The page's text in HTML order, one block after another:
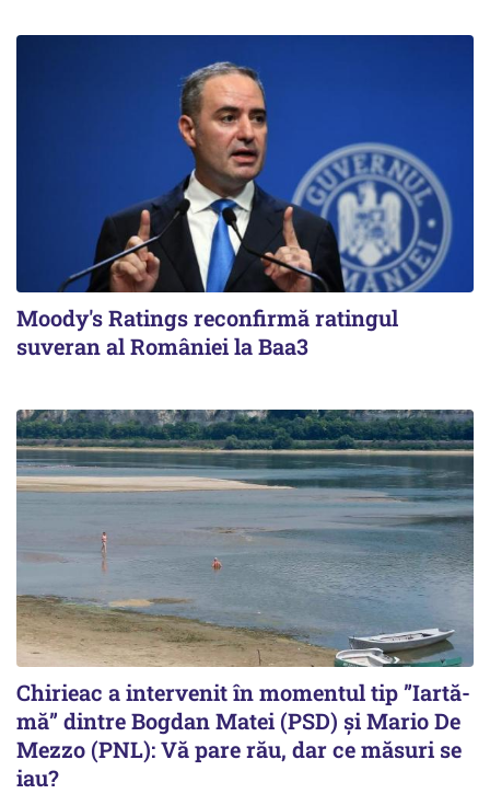
Moody's Ratings reconfirmă ratingul
suveran al României la Baa3
Chirieac a intervenit în momentul tip ”Iartă-
mă” dintre Bogdan Matei (PSD) și Mario De
Mezzo (PNL): Vă pare rău, dar ce măsuri se
iau?